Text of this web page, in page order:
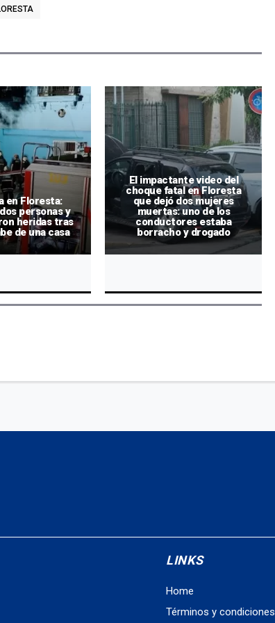
en Floresta:
personas y
heridas tras
de una casa
El impactante video del
choque fatal en Floresta
que dejó dos mujeres
muertas: uno de los
conductores estaba
borracho y drogado
LINKS
Home
Términos y condiciones